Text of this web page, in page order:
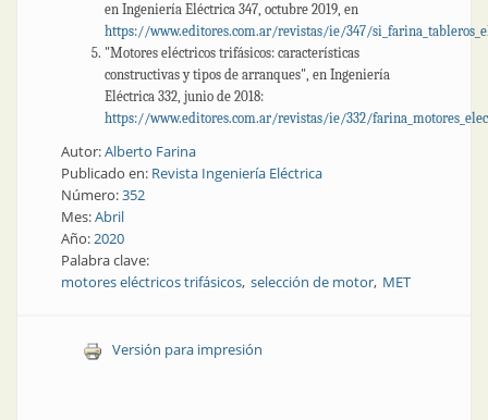
en Ingeniería Eléctrica 347, octubre 2019, en
https://www.editores.com.ar/revistas/ie/347/
"Motores eléctricos trifásicos: características
constructivas y tipos de arranques", en Ingeniería
Eléctrica 332, junio de 2018:
https://www.editores.com.ar/revistas/ie/332/
Autor:Alberto Farina
Publicado en: Revista Ingeniería Eléctrica
Número:352
Mes:Abril
Año:2020
Palabra clave:
motores eléctricos trifásicos selección de motor MET
Versión para impresión